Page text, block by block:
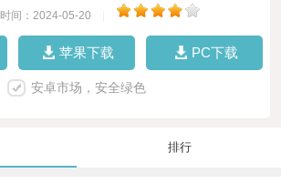
时间：2024-05-20
苹果下载 PC下载
安卓市场，安全绿色
排行